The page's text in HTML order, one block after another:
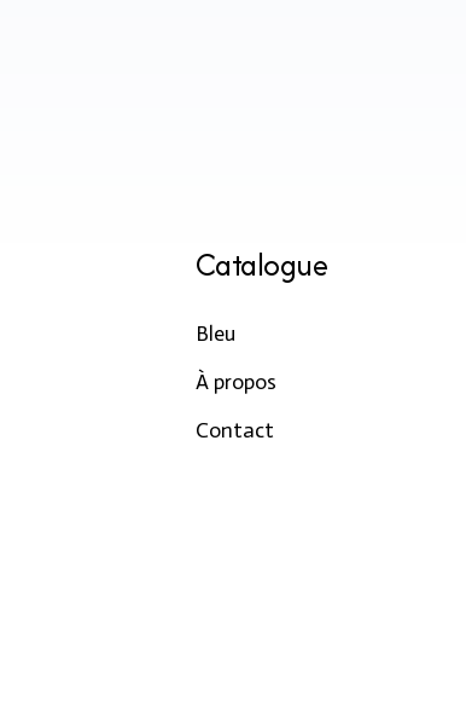
Catalogue
Bleu
À propos
Contact